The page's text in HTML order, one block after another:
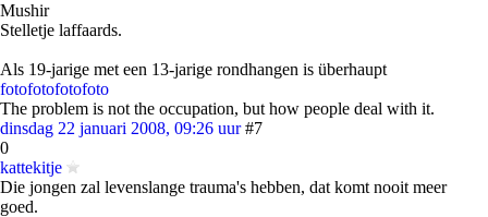
Mushir
Stelletje laffaards.
Als 19-jarige met een 13-jarige rondhangen is überhaupt
fotofotofotofoto
The problem is not the occupation, but how people deal with it.
dinsdag 22 januari 2008, 09:26 uur #7
0
kattekitje
Die jongen zal levenslange trauma's hebben, dat komt nooit meer
goed.